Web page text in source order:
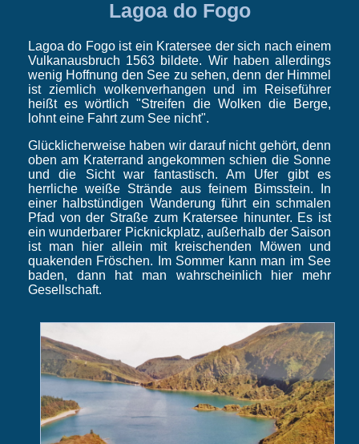
Lagoa do Fogo
Lagoa do Fogo ist ein Kratersee der sich nach einem
Vulkanausbruch 1563 bildete. Wir haben allerdings
wenig Hoffnung den See zu sehen, denn der Himmel
ist ziemlich wolkenverhangen und im Reiseführer
heißt es wörtlich "Streifen die Wolken die Berge,
lohnt eine Fahrt zum See nicht".
Glücklicherweise haben wir darauf nicht gehört, denn
oben am Kraterrand angekommen schien die Sonne
und die Sicht war fantastisch. Am Ufer gibt es
herrliche weiße Strände aus feinem Bimsstein. In
einer halbstündigen Wanderung führt ein schmalen
Pfad von der Straße zum Kratersee hinunter. Es ist
ein wunderbarer Picknickplatz, außerhalb der Saison
ist man hier allein mit kreischenden Möwen und
quakenden Fröschen. Im Sommer kann man im See
baden, dann hat man wahrscheinlich hier mehr
Gesellschaft.